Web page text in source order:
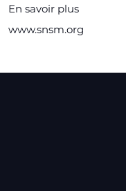
En savoir plus
www.snsm.org